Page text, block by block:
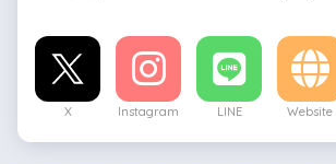
X Instagram LINE Website